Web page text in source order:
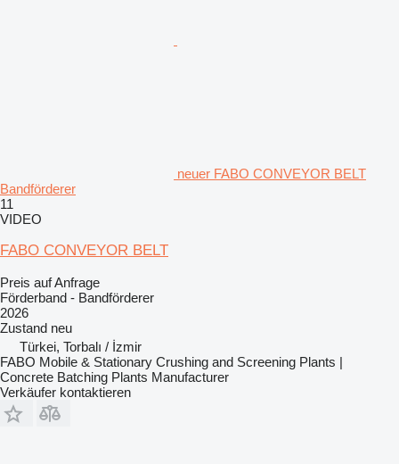
neuer FABO CONVEYOR BELT
Bandförderer
11
VIDEO
FABO CONVEYOR BELT
Preis auf Anfrage
Förderband - Bandförderer
2026
Zustand neu
Türkei, Torbalı / İzmir
FABO Mobile & Stationary Crushing and Screening Plants |
Concrete Batching Plants Manufacturer
Verkäufer kontaktieren